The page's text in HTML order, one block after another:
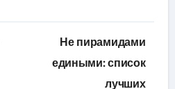
Не пирамидами
едиными: список
лучших